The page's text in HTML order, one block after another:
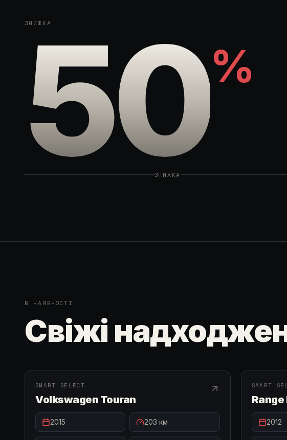
ЗНИЖКА
50%
ЗНИЖКА
В НАЯВНОСТІ
Свіжі
SMART SELECT
Volkswagen Touran
2015 203 км
SMART
2012